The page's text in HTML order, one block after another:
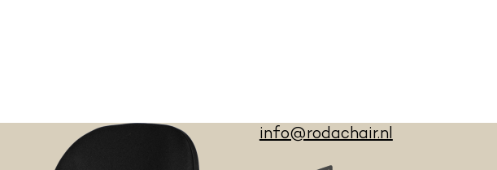
info@rodachair.nl